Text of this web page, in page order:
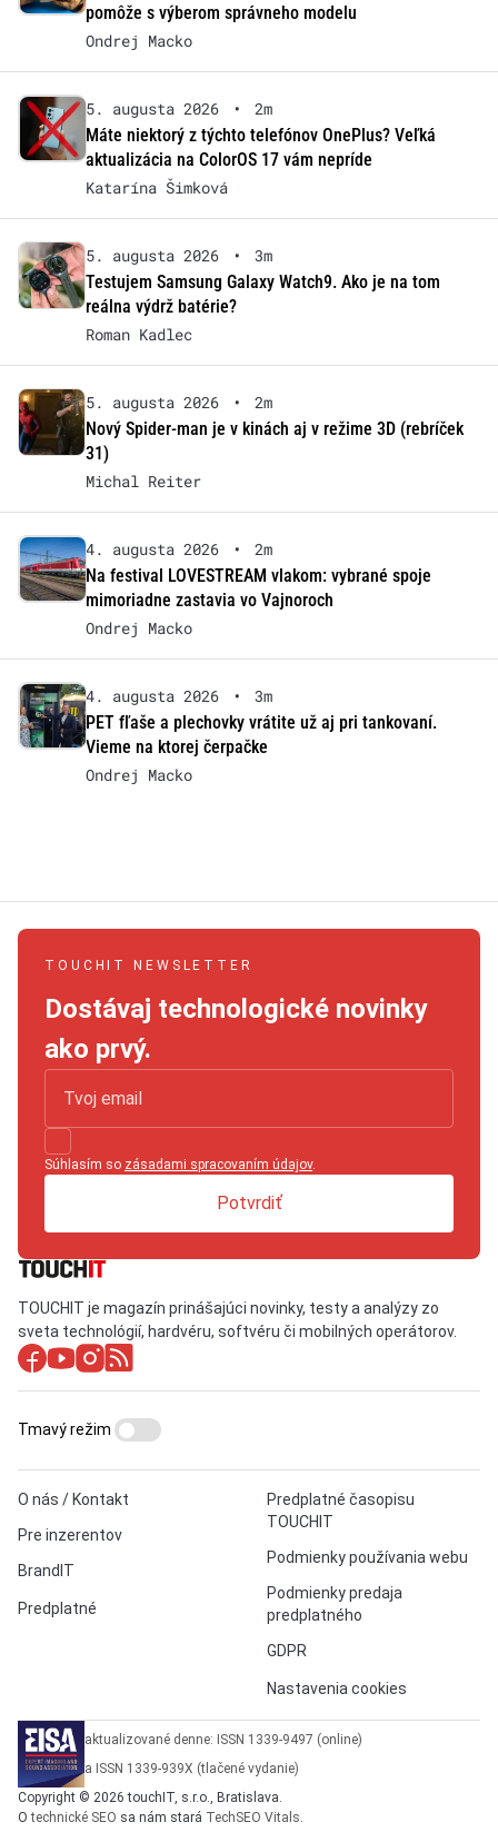
pomôže s výberom správneho modelu
Ondrej Macko
5. augusta 2026 •
2m
Máte niektorý z týchto telefónov OnePlus? Veľká
aktualizácia na ColorOS 17 vám nepríde
Katarína Šimková
5. augusta 2026 •
3m
Testujem Samsung Galaxy Watch9. Ako je na tom
reálna výdrž batérie?
Roman Kadlec
5. augusta 2026 •
2m
Nový Spider-man je v kinách aj v režime 3D (rebríček
31)
Michal Reiter
4. augusta 2026 •
2m
Na festival LOVESTREAM vlakom: vybrané spoje
mimoriadne zastavia vo Vajnoroch
Ondrej Macko
4. augusta 2026 •
3m
PET fľaše a plechovky vrátite už aj pri tankovaní.
Vieme na ktorej čerpačke
Ondrej Macko
TOUCHIT NEWSLETTER
Dostávaj technologické novinky
ako prvý.
Súhlasím so zásadami spracovaním údajov.
Potvrdiť
TOUCHIT je magazín prinášajúci novinky, testy a analýzy zo
sveta technológií, hardvéru, softvéru či mobilných operátorov.
O nás / Kontakt
Pre inzerentov
BrandIT
Predplatné
Predplatné časopisu
TOUCHIT
Podmienky používania webu
Podmienky predaja
predplatného
GDPR
Nastavenia cookies
Tmavý režim
aktualizované denne: ISSN 1339-9497 (online)
a ISSN 1339-939X (tlačené vydanie)
Copyright © 2026 touchIT, s.r.o., Bratislava.
Otechnické SEO sa nám stará TechSEO Vitals